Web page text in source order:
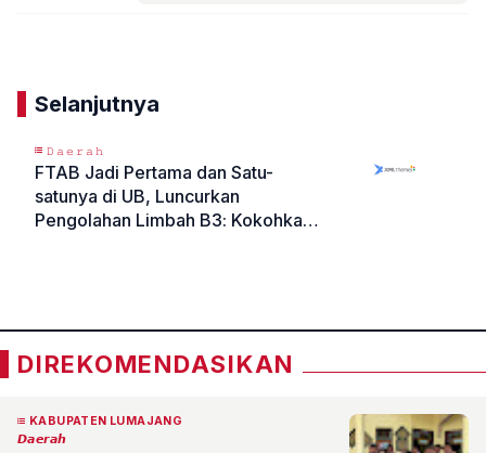
Selanjutnya
𝙳𝚊𝚎𝚛𝚊𝚑
FTAB Jadi Pertama dan Satu-
satunya di UB, Luncurkan
Pengolahan Limbah B3: Kokohkan
DIREKOMENDASIKAN
KABUPATEN LUMAJANG
𝘿𝙖𝙚𝙧𝙖𝙝